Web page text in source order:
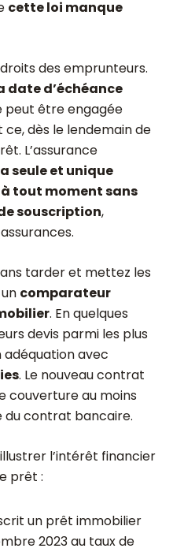
cette loi manque
des emprunteurs.
date d’échéance
peut être engagée
ce, dès le lendemain de
L’assurance
seule et unique
tout moment sans
souscription,
tarder et mettez les
comparateur
. En quelques
devis parmi les plus
avec
. Le nouveau contrat
couverture au moins
du contrat bancaire.
l’intérêt financier
prêt :
un prêt immobilier
2023 au taux de